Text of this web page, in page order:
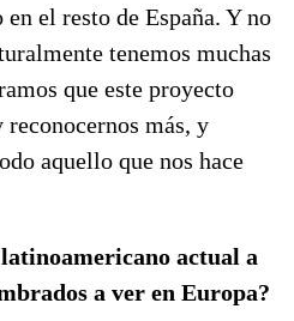
el resto de España. Y no
tenemos muchas
que este proyecto
más, y
aquello que nos hace
actual a
a ver en Europa?